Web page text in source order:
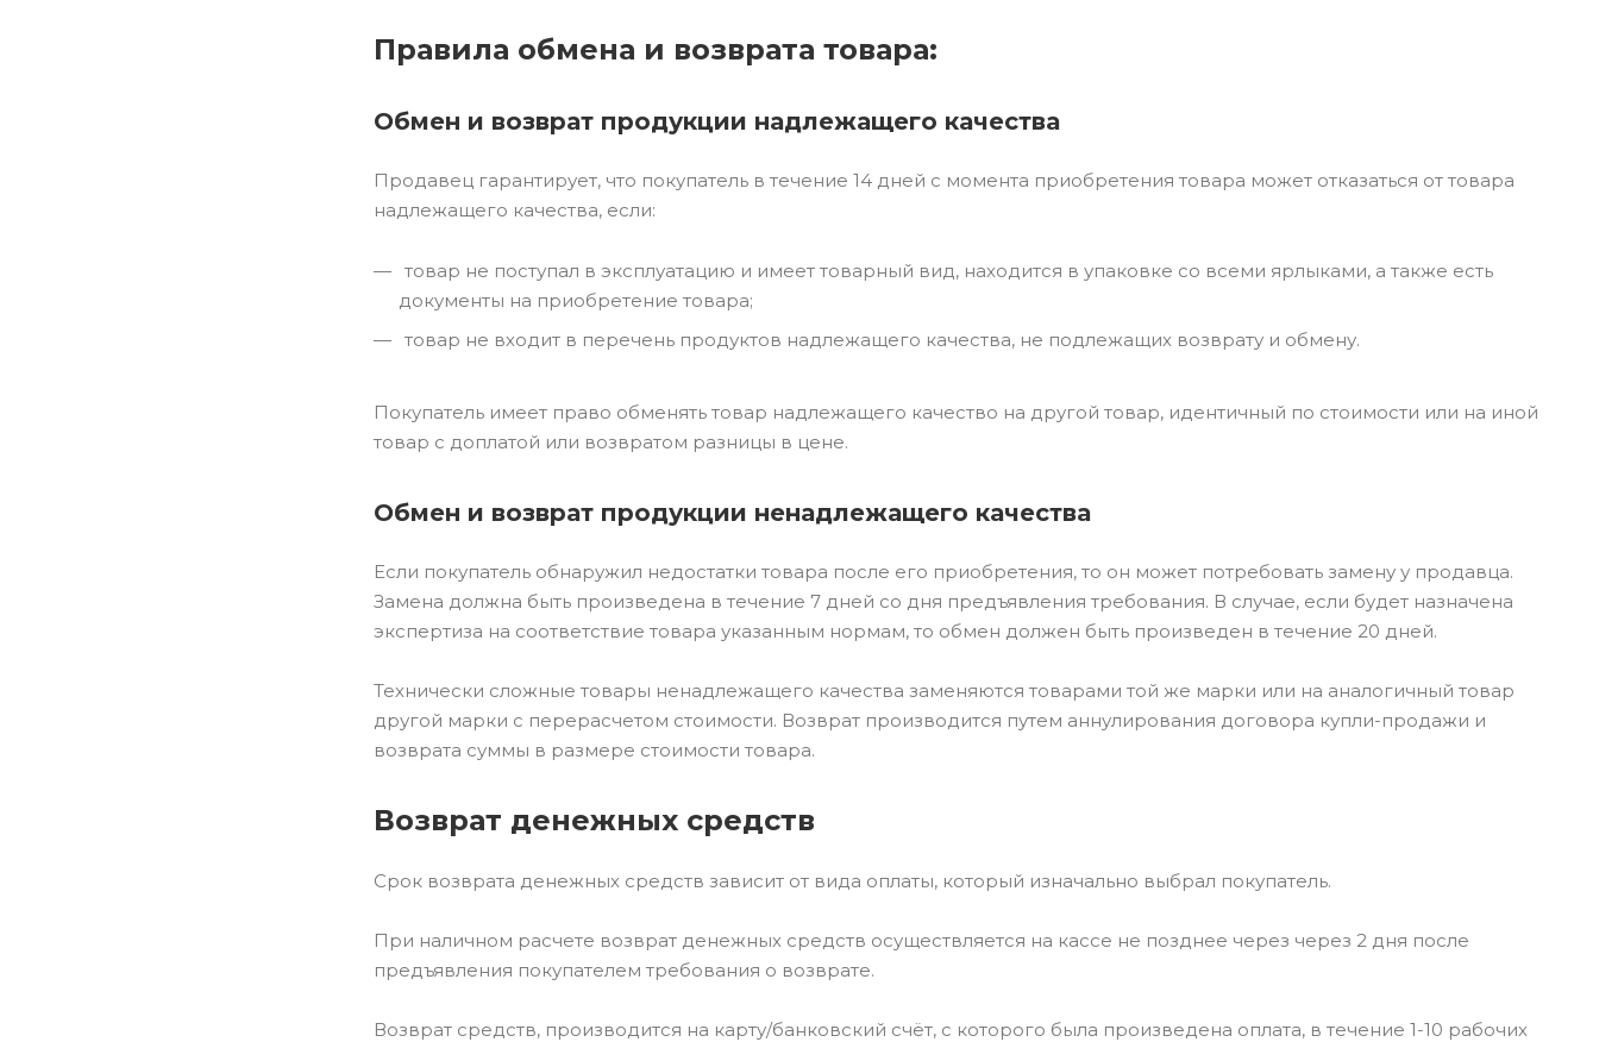
Правила обмена и возврата товара:
Обмен и возврат продукции надлежащего качества
Продавец гарантирует, что покупатель в течение 14 дней с момента приобретения товара может отказаться от товара
надлежащего качества, если:
товар не поступал в эксплуатацию и имеет товарный вид, находится в упаковке со всеми ярлыками, а также есть
документы на приобретение товара;
товар не входит в перечень продуктов надлежащего качества, не подлежащих возврату и обмену.
Покупатель имеет право обменять товар надлежащего качество на другой товар, идентичный по стоимости или на иной
товар с доплатой или возвратом разницы в цене.
Обмен и возврат продукции ненадлежащего качества
Если покупатель обнаружил недостатки товара после его приобретения, то он может потребовать замену у продавца.
Замена должна быть произведена в течение 7 дней со дня предъявления требования. В случае, если будет назначена
экспертиза на соответствие товара указанным нормам, то обмен должен быть произведен в течение 20 дней.
Технически сложные товары ненадлежащего качества заменяются товарами той же марки или на аналогичный товар
другой марки с перерасчетом стоимости. Возврат производится путем аннулирования договора купли-продажи и
возврата суммы в размере стоимости товара.
Возврат денежных средств
Срок возврата денежных средств зависит от вида оплаты, который изначально выбрал покупатель.
При наличном расчете возврат денежных средств осуществляется на кассе не позднее через через 2 дня после
предъявления покупателем требования о возврате.
Возврат средств, производится на карту/банковский счёт, с которого была произведена оплата, в течение 1-10 рабочих